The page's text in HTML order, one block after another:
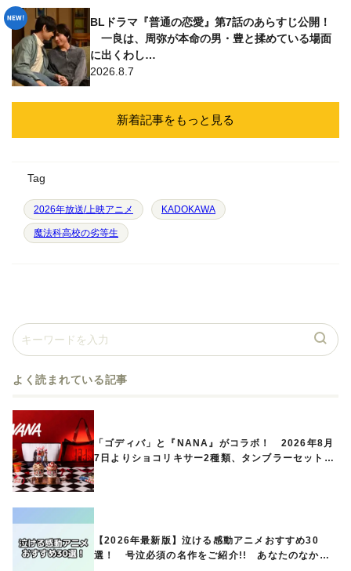
BLドラマ『普通の恋愛』第7話のあらすじ公開！
一良は、周弥が本命の男・豊と揉めている場面
に出くわし…
2026.8.7
新着記事をもっと見る
Tag
2026年放送/上映アニメ KADOKAWA
魔法科高校の劣等生
よく読まれている記事
「ゴディバ」と『NANA』がコラボ！ 2026年8月
7日よりショコリキサー2種類、タンブラーセットな
【2026年最新版】泣ける感動アニメおすすめ30
選！ 号泣必須の名作をご紹介!! あなたのなかの